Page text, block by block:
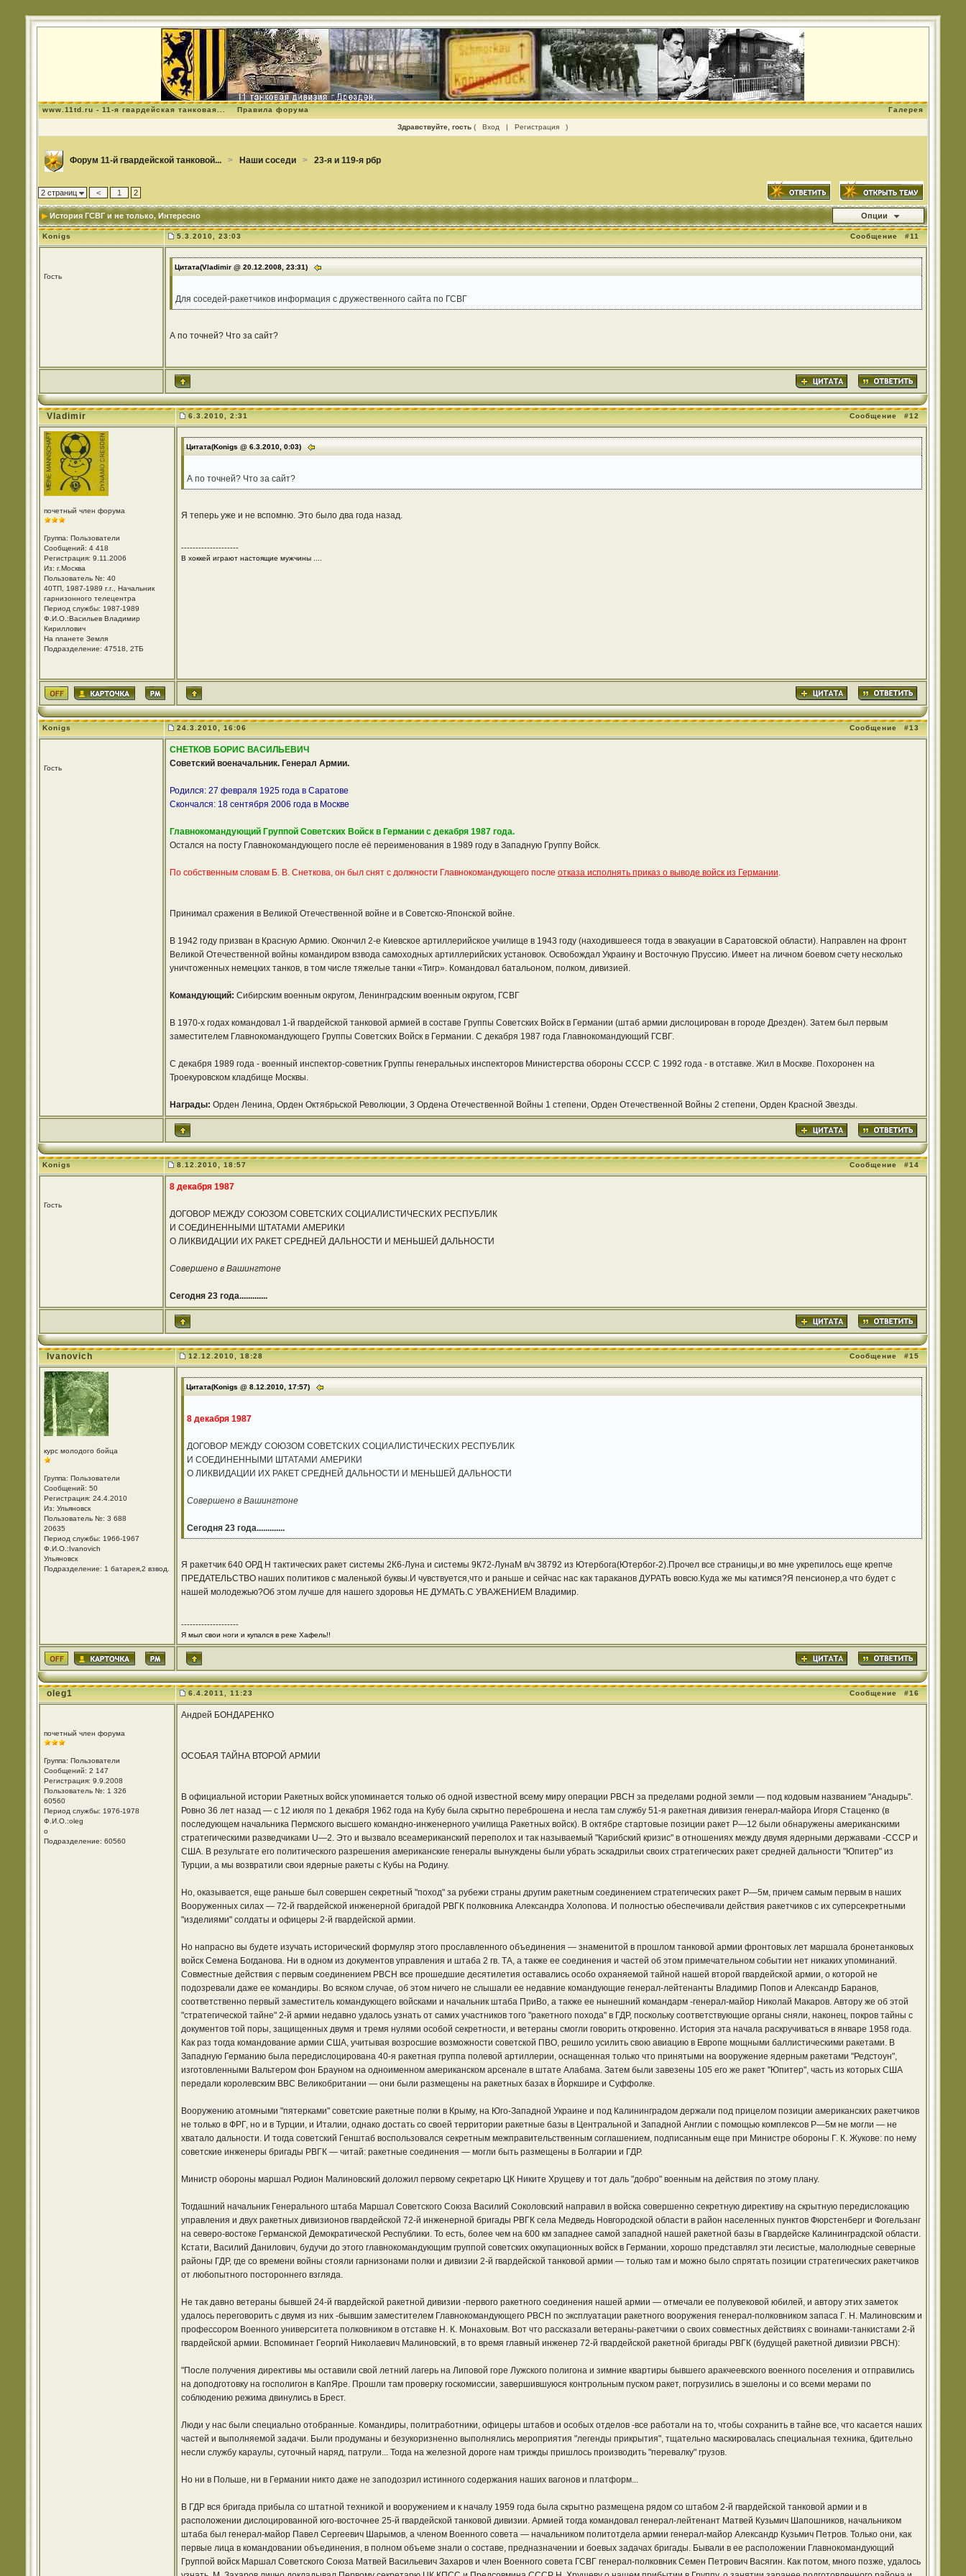
www.11td.ru - 11-я гвардейская танковая... Правила форума Галерея
Здравствуйте, гость ( Вход | Регистрация )
Форум 11-й гвардейской танковой... > Наши соседи > 23-я и 119-я рбр
2 страниц < 1 2
История ГСВГ и не только, Интересно Опции
Konigs 5.3.2010, 23:03 Сообщение #11
Гость
Цитата(Vladimir @ 20.12.2008, 23:31)
Для соседей-ракетчиков информация с дружественного сайта по ГСВГ
А по точней? Что за сайт?
Vladimir 6.3.2010, 2:31 Сообщение #12
почетный член форума
Группа: Пользователи
Сообщений: 4 418
Регистрация: 9.11.2006
Из: г.Москва
Пользователь №: 40
40ТП, 1987-1989 г.г., Начальник
гарнизонного телецентра
Период службы: 1987-1989
Ф.И.О.:Васильев Владимир
Кириллович
На планете Земля
Подразделение: 47518, 2ТБ
Цитата(Konigs @ 6.3.2010, 0:03)
А по точней? Что за сайт?
Я теперь уже и не вспомню. Это было два года назад.
--------------------
В хоккей играют настоящие мужчины ....
Konigs 24.3.2010, 16:06 Сообщение #13
Гость
СНЕТКОВ БОРИС ВАСИЛЬЕВИЧ
Советский военачальник. Генерал Армии.
Родился: 27 февраля 1925 года в Саратове
Скончался: 18 сентября 2006 года в Москве
Главнокомандующий Группой Советских Войск в Германии с декабря 1987 года.
Остался на посту Главнокомандующего после её переименования в 1989 году в Западную Группу Войск.
По собственным словам Б. В. Снеткова, он был снят с должности Главнокомандующего после отказа исполнять приказ о выводе войск из Германии.
Принимал сражения в Великой Отечественной войне и в Советско-Японской войне.
В 1942 году призван в Красную Армию. Окончил 2-е Киевское артиллерийское училище в 1943 году (находившееся тогда в эвакуации в Саратовской области). Направлен на фронт
Великой Отечественной войны командиром взвода самоходных артиллерийских установок. Освобождал Украину и Восточную Пруссию. Имеет на личном боевом счету несколько
уничтоженных немецких танков, в том числе тяжелые танки «Тигр». Командовал батальоном, полком, дивизией.
Командующий: Сибирским военным округом, Ленинградским военным округом, ГСВГ
В 1970-х годах командовал 1-й гвардейской танковой армией в составе Группы Советских Войск в Германии (штаб армии дислоцирован в городе Дрезден). Затем был первым
заместителем Главнокомандующего Группы Советских Войск в Германии. С декабря 1987 года Главнокомандующий ГСВГ.
С декабря 1989 года - военный инспектор-советник Группы генеральных инспекторов Министерства обороны СССР. С 1992 года - в отставке. Жил в Москве. Похоронен на
Троекуровском кладбище Москвы.
Награды: Орден Ленина, Орден Октябрьской Революции, 3 Ордена Отечественной Войны 1 степени, Орден Отечественной Войны 2 степени, Орден Красной Звезды.
Konigs 8.12.2010, 18:57 Сообщение #14
Гость
8 декабря 1987
ДОГОВОР МЕЖДУ СОЮЗОМ СОВЕТСКИХ СОЦИАЛИСТИЧЕСКИХ РЕСПУБЛИК
И СОЕДИНЕННЫМИ ШТАТАМИ АМЕРИКИ
О ЛИКВИДАЦИИ ИХ РАКЕТ СРЕДНЕЙ ДАЛЬНОСТИ И МЕНЬШЕЙ ДАЛЬНОСТИ
Совершено в Вашингтоне
Сегодня 23 года.............
Ivanovich 12.12.2010, 18:28 Сообщение #15
курс молодого бойца
Группа: Пользователи
Сообщений: 50
Регистрация: 24.4.2010
Из: Ульяновск
Пользователь №: 3 688
20635
Период службы: 1966-1967
Ф.И.О.:Ivanovich
Ульяновск
Подразделение: 1 батарея,2 взвод.
Цитата(Konigs @ 8.12.2010, 17:57)
8 декабря 1987
ДОГОВОР МЕЖДУ СОЮЗОМ СОВЕТСКИХ СОЦИАЛИСТИЧЕСКИХ РЕСПУБЛИК
И СОЕДИНЕННЫМИ ШТАТАМИ АМЕРИКИ
О ЛИКВИДАЦИИ ИХ РАКЕТ СРЕДНЕЙ ДАЛЬНОСТИ И МЕНЬШЕЙ ДАЛЬНОСТИ
Совершено в Вашингтоне
Сегодня 23 года.............
Я ракетчик 640 ОРД Н тактических ракет системы 2К6-Луна и системы 9К72-ЛунаМ в/ч 38792 из Ютербога(Ютербог-2).Прочел все страницы,и во мне укрепилось еще крепче
ПРЕДАТЕЛЬСТВО наших политиков с маленькой буквы.И чувствуется,что и раньше и сейчас нас как тараканов ДУРАТЬ вовсю.Куда же мы катимся?Я пенсионер,а что будет с
нашей молодежью?Об этом лучше для нашего здоровья НЕ ДУМАТЬ.С УВАЖЕНИЕМ Владимир.
--------------------
Я мыл свои ноги и купался в реке Хафель!!
oleg1 6.4.2011, 11:23 Сообщение #16
почетный член форума
Группа: Пользователи
Сообщений: 2 147
Регистрация: 9.9.2008
Пользователь №: 1 326
60560
Период службы: 1976-1978
Ф.И.О.:oleg
o
Подразделение: 60560
Андрей БОНДАРЕНКО
ОСОБАЯ ТАЙНА ВТОРОЙ АРМИИ
В официальной истории Ракетных войск упоминается только об одной известной всему миру операции РВСН за пределами родной земли — под кодовым названием "Анадырь".
Ровно 36 лет назад — с 12 июля по 1 декабря 1962 года на Кубу была скрытно переброшена и несла там службу 51-я ракетная дивизия генерал-майора Игоря Стаценко (в
последующем начальника Пермского высшего командно-инженерного училища Ракетных войск). В октябре стартовые позиции ракет Р—12 были обнаружены американскими
стратегическими разведчиками U—2. Это и вызвало всеамериканский переполох и так называемый "Карибский кризис" в отношениях между двумя ядерными державами -СССР и
США. В результате его политического разрешения американские генералы вынуждены были убрать эскадрильи своих стратегических ракет средней дальности "Юпитер" из
Турции, а мы возвратили свои ядерные ракеты с Кубы на Родину.
Но, оказывается, еще раньше был совершен секретный "поход" за рубежи страны другим ракетным соединением стратегических ракет Р—5м, причем самым первым в наших
Вооруженных силах — 72-й гвардейской инженерной бригадой РВГК полковника Александра Холопова. И полностью обеспечивали действия ракетчиков с их суперсекретными
"изделиями" солдаты и офицеры 2-й гвардейской армии.
Но напрасно вы будете изучать исторический формуляр этого прославленного объединения — знаменитой в прошлом танковой армии фронтовых лет маршала бронетанковых
войск Семена Богданова. Ни в одном из документов управления и штаба 2 гв. ТА, а также ее соединения и частей об этом примечательном событии нет никаких упоминаний.
Совместные действия с первым соединением РВСН все прошедшие десятилетия оставались особо охраняемой тайной нашей второй гвардейской армии, о которой не
подозревали даже ее командиры. Во всяком случае, об этом ничего не слышали ее недавние командующие генерал-лейтенанты Владимир Попов и Александр Баранов,
соответственно первый заместитель командующего войсками и начальник штаба ПриВо, а также ее нынешний командарм -генерал-майор Николай Макаров. Автору же об этой
"стратегической тайне" 2-й армии недавно удалось узнать от самих участников того "ракетного похода" в ГДР, поскольку соответствующие органы сняли, наконец, покров тайны с
документов той поры, защищенных двумя и тремя нулями особой секретности, и ветераны смогли говорить откровенно. История эта начала раскручиваться в январе 1958 года.
Как раз тогда командование армии США, учитывая возросшие возможности советской ПВО, решило усилить свою авиацию в Европе мощными баллистическими ракетами. В
Западную Германию была передислоцирована 40-я ракетная группа полевой артиллерии, оснащенная только что принятыми на вооружение ядерным ракетами "Редстоун",
изготовленными Вальтером фон Брауном на одноименном американском арсенале в штате Алабама. Затем были завезены 105 его же ракет "Юпитер", часть из которых США
передали королевским ВВС Великобритании — они были размещены на ракетных базах в Йоркшире и Суффолке.
Вооружению атомными "пятерками" советские ракетные полки в Крыму, на Юго-Западной Украине и под Калининградом держали под прицелом позиции американских ракетчиков
не только в ФРГ, но и в Турции, и Италии, однако достать со своей территории ракетные базы в Центральной и Западной Англии с помощью комплексов Р—5м не могли — не
хватало дальности. И тогда советский Генштаб воспользовался секретным межправительственным соглашением, подписанным еще при Министре обороны Г. К. Жукове: по нему
советские инженеры бригады РВГК — читай: ракетные соединения — могли быть размещены в Болгарии и ГДР.
Министр обороны маршал Родион Малиновский доложил первому секретарю ЦК Никите Хрущеву и тот даль "добро" военным на действия по этому плану.
Тогдашний начальник Генерального штаба Маршал Советского Союза Василий Соколовский направил в войска совершенно секретную директиву на скрытную передислокацию
управления и двух ракетных дивизионов гвардейской 72-й инженерной бригады РВГК села Медведь Новгородской области в район населенных пунктов Фюрстенберг и Фогельзанг
на северо-востоке Германской Демократической Республики. То есть, более чем на 600 км западнее самой западной нашей ракетной базы в Гвардейске Калининградской области.
Кстати, Василий Данилович, будучи до этого главнокомандующим группой советских оккупационных войск в Германии, хорошо представлял эти лесистые, малолюдные северные
районы ГДР, где со времени войны стояли гарнизонами полки и дивизии 2-й гвардейской танковой армии — только там и можно было спрятать позиции стратегических ракетчиков
от любопытного постороннего взгляда.
Не так давно ветераны бывшей 24-й гвардейской ракетной дивизии -первого ракетного соединения нашей армии — отмечали ее полувековой юбилей, и автору этих заметок
удалось переговорить с двумя из них -бывшим заместителем Главнокомандующего РВСН по эксплуатации ракетного вооружения генерал-полковником запаса Г. Н. Малиновским и
профессором Военного университета полковником в отставке Н. К. Монаховым. Вот что рассказали ветераны-ракетчики о своих совместных действиях с воинами-танкистами 2-й
гвардейской армии. Вспоминает Георгий Николаевич Малиновский, в то время главный инженер 72-й гвардейской ракетной бригады РВГК (будущей ракетной дивизии РВСН):
"После получения директивы мы оставили свой летний лагерь на Липовой горе Лужского полигона и зимние квартиры бывшего аракчеевского военного поселения и отправились
на доподготовку на госполигон в КапЯре. Прошли там проверку госкомиссии, завершившуюся контрольным пуском ракет, погрузились в эшелоны и со всеми мерами по
соблюдению режима двинулись в Брест.
Люди у нас были специально отобранные. Командиры, политработники, офицеры штабов и особых отделов -все работали на то, чтобы сохранить в тайне все, что касается наших
частей и выполняемой задачи. Были продуманы и безукоризненно выполнялись мероприятия "легенды прикрытия", тщательно маскировалась специальная техника, бдительно
несли службу караулы, суточный наряд, патрули... Тогда на железной дороге нам трижды пришлось производить "перевалку" грузов.
Но ни в Польше, ни в Германии никто даже не заподозрил истинного содержания наших вагонов и платформ...
В ГДР вся бригада прибыла со штатной техникой и вооружением и к началу 1959 года была скрытно размещена рядом со штабом 2-й гвардейской танковой армии и в
расположении дислоцированной юго-восточнее 25-й гвардейской танковой дивизии. Армией тогда командовал генерал-лейтенант Матвей Кузьмич Шапошников, начальником
штаба был генерал-майор Павел Сергеевич Шарымов, а членом Военного совета — начальником политотдела армии генерал-майор Александр Кузьмич Петров. Только они, как
первые лица в командовании объединения, в полном объеме знали о составе, предназначении и боевых задачах бригады. Бывали в ее расположении Главнокомандующий
Группой войск Маршал Советского Союза Матвей Васильевич Захаров и член Военного совета ГСВГ генерал-полковник Семен Петрович Васягин. Как потом, много позже, удалось